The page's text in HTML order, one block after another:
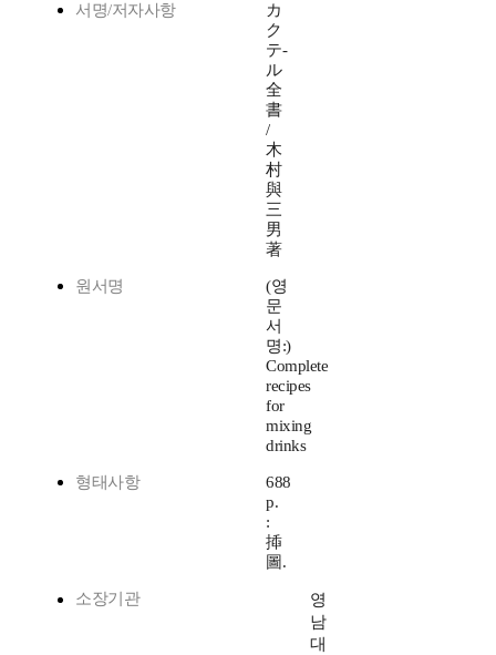
서명/저자사항
カ
ク
テ-
ル
全
書
/
木
村
與
三
男
著
원서명
(영
문
서
명:)
Complete
recipes
for
mixing
drinks
형태사항
688
p.
:
揷
圖.
소장기관
영
남
대